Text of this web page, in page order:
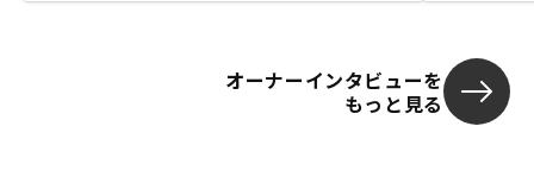
オーナーインタビューを
もっと見る